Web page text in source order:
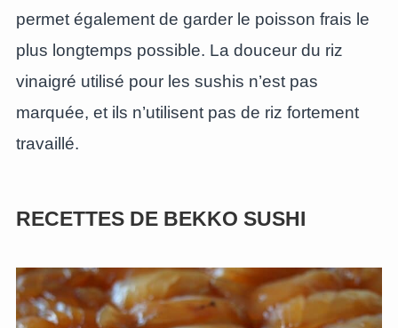
permet également de garder le poisson frais le
plus longtemps possible. La douceur du riz
vinaigré utilisé pour les sushis n’est pas
marquée, et ils n’utilisent pas de riz fortement
travaillé.
RECETTES DE BEKKO SUSHI